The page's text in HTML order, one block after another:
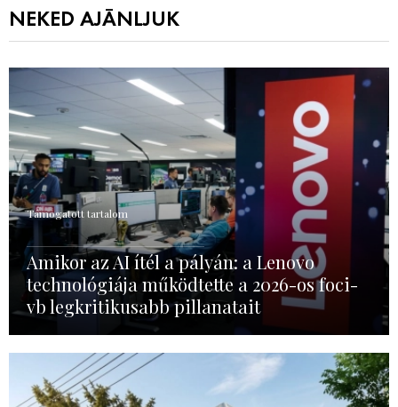
NEKED AJÁNLJUK
Támogatott tartalom
Amikor az AI ítél a pályán: a Lenovo
technológiája működtette a 2026-os foci-
vb legkritikusabb pillanatait